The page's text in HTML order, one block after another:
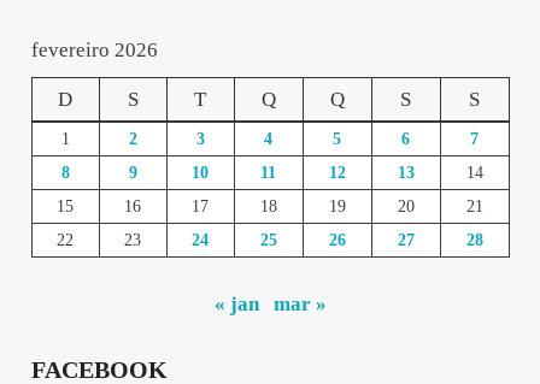
fevereiro 2026
D S T Q Q S S
1 2 3 4 5 6
7
8
9 10 11 12 13
14
15
16 17 18 19 20
21
22
23 24 25 26 27 28
« jan mar »
FACEBOOK